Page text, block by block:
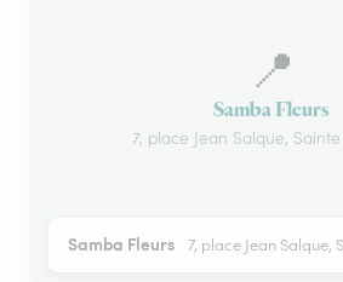
📍
Samba Fleurs
7, place Jean Salque,
Samba Fleurs 7, place Jean Salque,